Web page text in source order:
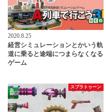
2020.8.25
経営シミュレーションとかいう軌
道に乗ると途端につまらなくなる
ゲーム
スプラトゥーン